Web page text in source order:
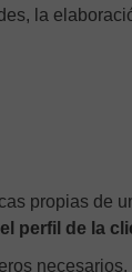
la
propias de
perfil de la